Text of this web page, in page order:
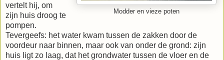
Modder en vieze poten
vertelt hij, om
zijn huis droog te
pompen.
Tevergeefs: het water kwam tussen de zakken door de
voordeur naar binnen, maar ook van onder de grond: zijn
huis ligt zo laag, dat het grondwater tussen de vloer en de